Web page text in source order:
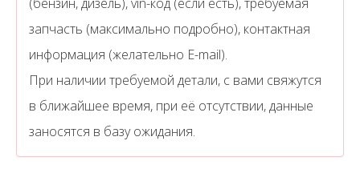
запчасть (максимально подробно), контактная
информация (желательно E-mail).
При наличии требуемой детали, с вами свяжутся
в ближайшее время, при её отсутствии, данные
заносятся в базу ожидания.